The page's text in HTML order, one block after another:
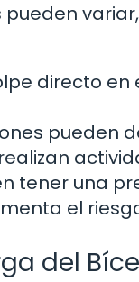
directo
pueden
tener una
el
del